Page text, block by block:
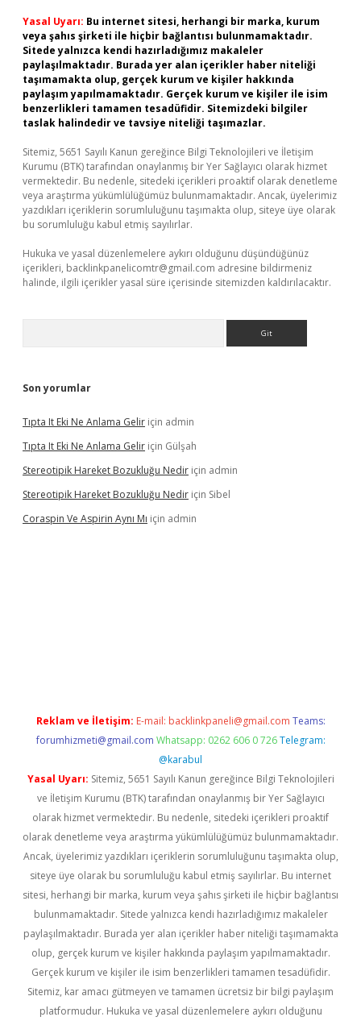
Yasal Uyarı: Bu internet sitesi, herhangi bir marka, kurum
veya şahıs şirketi ile hiçbir bağlantısı bulunmamaktadır.
Sitede yalnızca kendi hazırladığımız makaleler
paylaşılmaktadır. Burada yer alan içerikler haber niteliği
taşımamakta olup, gerçek kurum ve kişiler hakkında
paylaşım yapılmamaktadır. Gerçek kurum ve kişiler ile isim
benzerlikleri tamamen tesadüfidir. Sitemizdeki bilgiler
taslak halindedir ve tavsiye niteliği taşımazlar.
Sitemiz, 5651 Sayılı Kanun gereğince Bilgi Teknolojileri ve İletişim
Kurumu (BTK) tarafından onaylanmış bir Yer Sağlayıcı olarak hizmet
vermektedir. Bu nedenle, sitedeki içerikleri proaktif olarak denetleme
veya araştırma yükümlülüğümüz bulunmamaktadır. Ancak, üyelerimiz
yazdıkları içeriklerin sorumluluğunu taşımakta olup, siteye üye olarak
bu sorumluluğu kabul etmiş sayılırlar.
Hukuka ve yasal düzenlemelere aykırı olduğunu düşündüğünüz
içerikleri, backlinkpanelicomtr@gmail.com adresine bildirmeniz
halinde, ilgili içerikler yasal süre içerisinde sitemizden kaldırılacaktır.
Son yorumlar
Tıpta It Eki Ne Anlama Gelir için admin
Tıpta It Eki Ne Anlama Gelir için Gülşah
Stereotipik Hareket Bozukluğu Nedir için admin
Stereotipik Hareket Bozukluğu Nedir için Sibel
Coraspin Ve Aspirin Aynı Mı için admin
Reklam ve İletişim: E-mail: backlinkpaneli@gmail.com Teams:
forumhizmeti@gmail.com Whatsapp: 0262 606 0 726 Telegram:
@karabul
Yasal Uyarı: Sitemiz, 5651 Sayılı Kanun gereğince Bilgi Teknolojileri
ve İletişim Kurumu (BTK) tarafından onaylanmış bir Yer Sağlayıcı
olarak hizmet vermektedir. Bu nedenle, sitedeki içerikleri proaktif
olarak denetleme veya araştırma yükümlülüğümüz bulunmamaktadır.
Ancak, üyelerimiz yazdıkları içeriklerin sorumluluğunu taşımakta olup,
siteye üye olarak bu sorumluluğu kabul etmiş sayılırlar. Bu internet
sitesi, herhangi bir marka, kurum veya şahıs şirketi ile hiçbir bağlantısı
bulunmamaktadır. Sitede yalnızca kendi hazırladığımız makaleler
paylaşılmaktadır. Burada yer alan içerikler haber niteliği taşımamakta
olup, gerçek kurum ve kişiler hakkında paylaşım yapılmamaktadır.
Gerçek kurum ve kişiler ile isim benzerlikleri tamamen tesadüfidir.
Sitemiz, kar amacı gütmeyen ve tamamen ücretsiz bir bilgi paylaşım
platformudur. Hukuka ve yasal düzenlemelere aykırı olduğunu